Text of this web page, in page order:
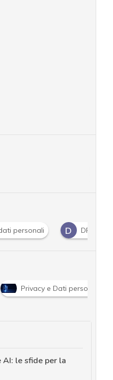
personali D DPIA
Privacy e Dati personali
le sfide per la